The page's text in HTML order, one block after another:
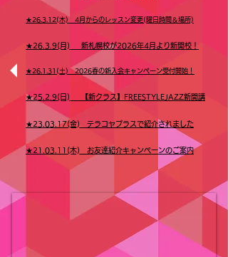
★​26.3.12(木) 4月からのレッスン変更(曜日時間＆場所)
★​26.3.9(月) 新札幌校が2026年4月より新開校！
★​26.1.31(土) 2026春の新入会キャンペーン受付開始！
★​25.2.9(日) 【新クラス】FREESTYLEJAZZ新開講
★​23.03.17(金) テラコヤプラスで紹介されました
★​21.03.11(木) お友達紹介キャンペーンのご案内